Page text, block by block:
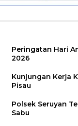
Peringatan Hari
2026
Kunjungan Kerja
Pisau
Polsek Seruyan
Sabu